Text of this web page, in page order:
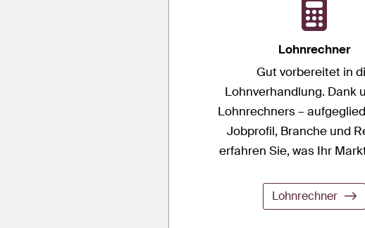
Lohnrechner
Gut vorbereitet in
Lohnverhandlung. Dank
Lohnrechners –
Jobprofil, Branche und
erfahren Sie, was Ihr
Lohnrechner